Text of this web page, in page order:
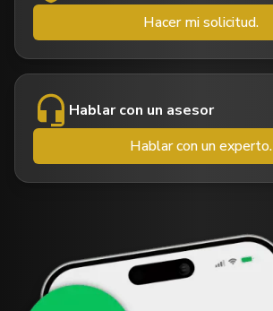
Contáctenos
Hacer mi solicitud.
Hablar con un asesor
Hablar con un experto.